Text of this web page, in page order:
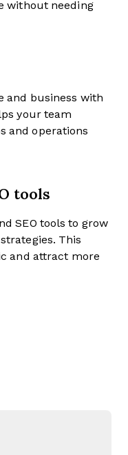
without needing
and business with
your team
and operations
tools
SEO tools to grow
This
and attract more